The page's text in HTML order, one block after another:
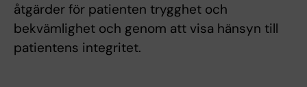
åtgärder för patienten trygghet och
bekvämlighet och genom att visa hänsyn till
patientens integritet.